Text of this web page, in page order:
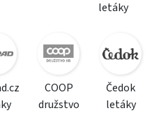
letáky
COOP
družstvo
Čedok
letáky